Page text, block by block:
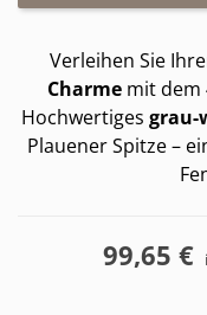
Verleihen Sie
Charmemit dem
Hochwertiges grau-
Plauener Spitze –
99,65 €